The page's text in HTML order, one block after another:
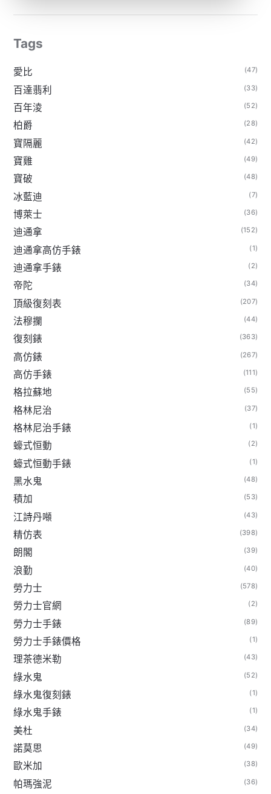
Tags
愛比 (47)
百達翡利 (33)
百年淩 (52)
柏爵 (28)
寶隔麗 (42)
寶雞 (49)
寶破 (48)
冰藍迪 (7)
博萊士 (36)
迪通拿 (152)
迪通拿高仿手錶 (1)
迪通拿手錶 (2)
帝陀 (34)
頂級復刻表 (207)
法穆攔 (44)
復刻錶 (363)
高仿錶 (267)
高仿手錶 (111)
格拉蘇地 (55)
格林尼治 (37)
格林尼治手錶 (1)
蠔式恒動 (2)
蠔式恒動手錶 (1)
黑水鬼 (48)
積加 (53)
江詩丹噸 (43)
精仿表 (398)
朗閣 (39)
浪勤 (40)
勞力士 (578)
勞力士官網 (2)
勞力士手錶 (89)
勞力士手錶價格 (1)
理茶德米勒 (43)
綠水鬼 (52)
綠水鬼復刻錶 (1)
綠水鬼手錶 (1)
美杜 (34)
諾莫思 (49)
歐米加 (38)
帕瑪強泥 (36)